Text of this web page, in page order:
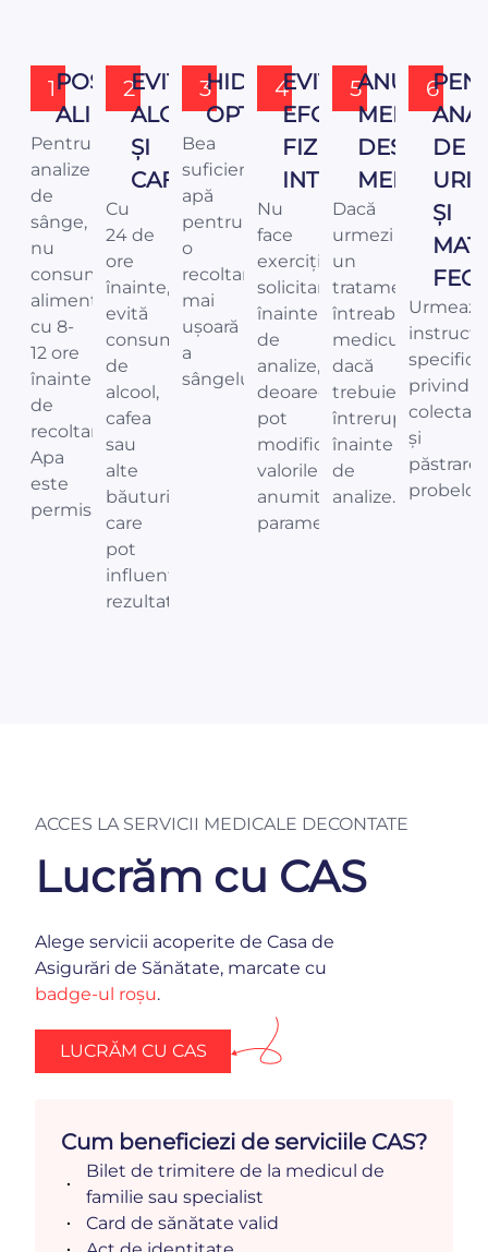
1POST
ALIMENTAR
Pentru
analize
de
sânge,
nu
consuma
alimente
cu 8-
12 ore
înainte
de
recoltare.
Apa
este
permisă.
2EVITĂ
ALCOOLUL
ȘI
CAFEAUA
Cu
24 de
ore
înainte,
evită
consumul
de
alcool,
cafea
sau
alte
băuturi
care
pot
influența
rezultatele.
3HIDRATARE
OPTIMĂ
Bea
suficientă
apă
pentru
o
recoltare
mai
ușoară
a
sângelui.
4EVITĂ
EFORTUL
FIZIC
INTENS
Nu
face
exerciții
solicitante
înainte
de
analize,
deoarece
pot
modifica
valorile
anumitor
parametri.
5ANUNȚĂ
MEDICUL
DESPRE
MEDICAȚIE
Dacă
urmezi
un
tratament,
întreabă
medicul
dacă
trebuie
întrerupt
înainte
de
analize.
6
DE
ȘI
Urmează
specifice
privind
și
păstrarea
probelor.
ACCES LA SERVICII MEDICALE DECONTATE
Lucrăm cu CAS
Alege servicii acoperite de Casa de
Asigurări de Sănătate, marcate cu
badge-ul roșu.
LUCRĂM CU CAS
Cum beneficiezi de serviciile CAS?
Bilet de trimitere de la medicul de
familie sau specialist
Card de sănătate valid